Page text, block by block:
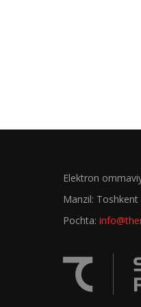
Elektron
Manzil: Toshkent
Pochta: